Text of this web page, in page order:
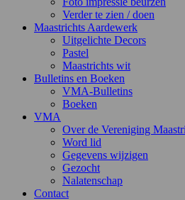
Verder te zien / doen
Maastrichts Aardewerk
Uitgelichte Decors
Pastel
Maastrichts wit
Bulletins en Boeken
VMA-Bulletins
Boeken
VMA
Over de Vereniging
Word lid
Gegevens wijzigen
Gezocht
Nalatenschap
Contact